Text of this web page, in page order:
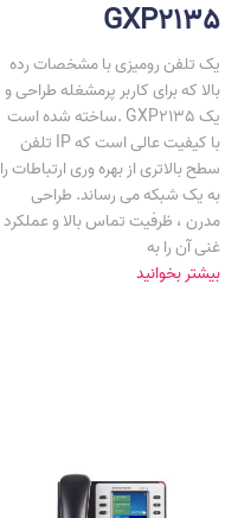
GXP2135
یک تلفن رومیزی با مشخصات رده
بالا که برای کاربر پرمشغله طراحی و
ساخته شده است. GXP2135 یک
تلفن IP با کیفیت عالی است که
سطح بالاتری از بهره وری ارتباطات را
به یک شبکه می رساند. طراحی
مدرن ، ظرفیت تماس بالا و عملکرد
غنی آن را به
بیشتر بخوانید